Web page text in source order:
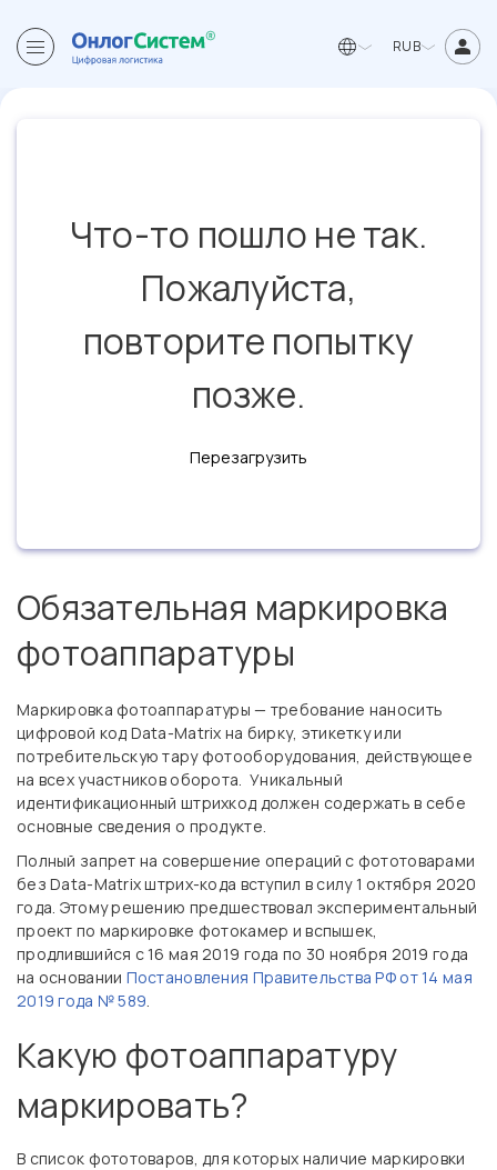
RUB
Что-то пошло не так.
Пожалуйста,
повторите попытку
позже.
Перезагрузить
Обязательная маркировка
фотоаппаратуры
Маркировка фотоаппаратуры — требование наносить
цифровой код Data-Matrix на бирку, этикетку или
потребительскую тару фотооборудования, действующее
на всех участников оборота. Уникальный
идентификационный штрихкод должен содержать в себе
основные сведения о продукте.
Полный запрет на совершение операций с фототоварами
без Data-Matrix штрих-кода вступил в силу 1 октября 2020
года. Этому решению предшествовал экспериментальный
проект по маркировке фотокамер и вспышек,
продлившийся с 16 мая 2019 года по 30 ноября 2019 года
на основании Постановления Правительства РФ от 14 мая
2019 года № 589.
Какую фотоаппаратуру
маркировать?
В список фототоваров, для которых наличие маркировки